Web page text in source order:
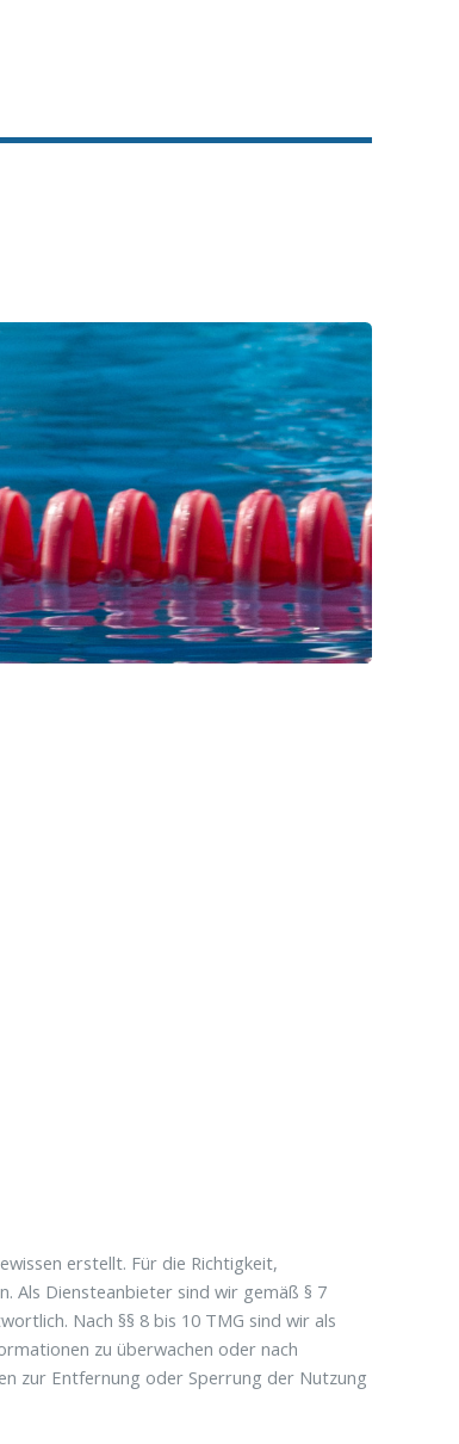
erstellt. Für die Richtigkeit,
Als Diensteanbieter sind wir gemäß § 7
Nach §§ 8 bis 10 TMG sind wir als
zu überwachen oder nach
zur Entfernung oder Sperrung der Nutzung